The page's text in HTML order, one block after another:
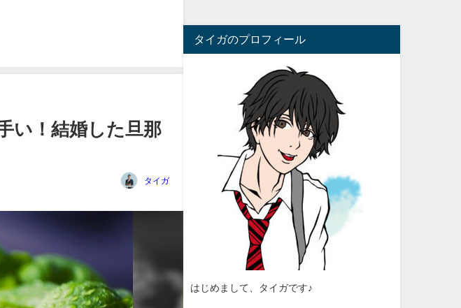
い！結婚した旦那
タイガ
タイガのプロフィール
はじめまして、タイガです♪